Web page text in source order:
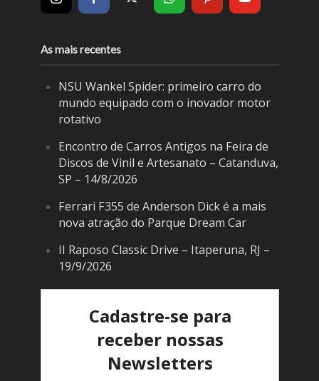
As mais recentes
NSU Wankel Spider: primeiro carro do
mundo equipado com o inovador motor
rotativo
Encontro de Carros Antigos na Feira de
Discos de Vinil e Artesanato – Catanduva,
SP – 14/8/2026
Ferrari F355 de Anderson Dick é a mais
nova atração do Parque Dream Car
II Raposo Classic Drive – Itaperuna, RJ –
19/9/2026